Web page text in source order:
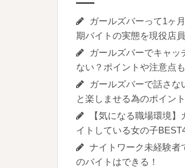
ガールズバーって1ヶ
期バイトの実態を現役店
ガールズバーでキャッ
ない？ポイントや注意点も
ガールズバーで話さな
と楽しませる為のポイント
【気になる職場環境
イトしている女の子
ナイトワーク未経験者
のバイトはできる！